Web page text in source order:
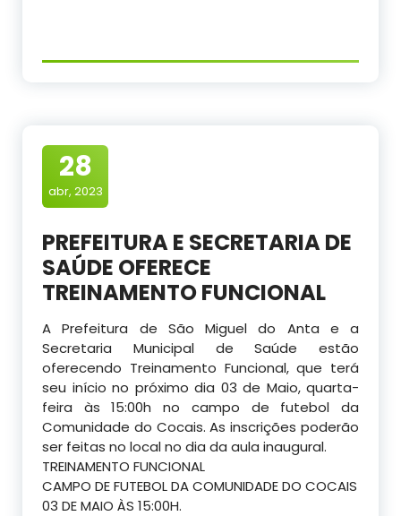
28
abr, 2023
PREFEITURA E SECRETARIA DE
SAÚDE OFERECE
TREINAMENTO FUNCIONAL
A Prefeitura de São Miguel do Anta e a
Secretaria Municipal de Saúde estão
oferecendo Treinamento Funcional, que terá
seu início no próximo dia 03 de Maio, quarta-
feira às 15:00h no campo de futebol da
Comunidade do Cocais. As inscrições poderão
ser feitas no local no dia da aula inaugural.
TREINAMENTO FUNCIONAL
CAMPO DE FUTEBOL DA COMUNIDADE DO COCAIS
03 DE MAIO ÀS 15:00H.